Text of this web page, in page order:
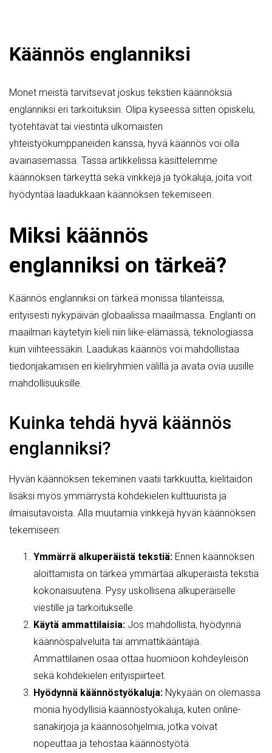
Käännös englanniksi
Monet meistä tarvitsevat joskus tekstien käännöksiä
englanniksi eri tarkoituksiin. Olipa kyseessä sitten opiskelu,
työtehtävät tai viestintä ulkomaisten
yhteistyökumppaneiden kanssa, hyvä käännös voi olla
avainasemassa. Tässä artikkelissa käsittelemme
käännöksen tärkeyttä sekä vinkkejä ja työkaluja, joita voit
hyödyntää laadukkaan käännöksen tekemiseen.
Miksi käännös
englanniksi on tärkeä?
Käännös englanniksi on tärkeä monissa tilanteissa,
erityisesti nykypäivän globaalissa maailmassa. Englanti on
maailman käytetyin kieli niin liike-elämässä, teknologiassa
kuin viihteessäkin. Laadukas käännös voi mahdollistaa
tiedonjakamisen eri kieliryhmien välillä ja avata ovia uusille
mahdollisuuksille.
Kuinka tehdä hyvä käännös
englanniksi?
Hyvän käännöksen tekeminen vaatii tarkkuutta, kielitaidon
lisäksi myös ymmärrystä kohdekielen kulttuurista ja
ilmaisutavoista. Alla muutamia vinkkejä hyvän käännöksen
tekemiseen:
Ymmärrä alkuperäistä tekstiä: Ennen käännöksen
aloittamista on tärkeä ymmärtää alkuperäistä tekstiä
kokonaisuutena. Pysy uskollisena alkuperäiselle
viestille ja tarkoitukselle.
Käytä ammattilaisia: Jos mahdollista, hyödynnä
käännöspalveluita tai ammattikääntäjiä.
Ammattilainen osaa ottaa huomioon kohdeyleisön
sekä kohdekielen erityispiirteet.
Hyödynnä käännöstyökaluja: Nykyään on olemassa
monia hyödyllisiä käännöstyökaluja, kuten online-
sanakirjoja ja käännösohjelmia, jotka voivat
nopeuttaa ja tehostaa käännöstyötä.